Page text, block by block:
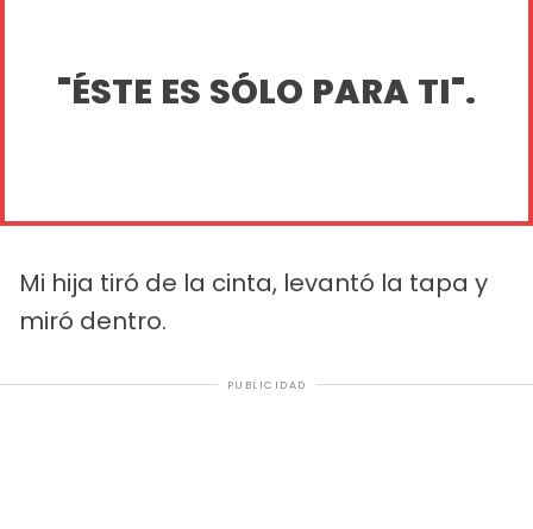
"ÉSTE ES SÓLO PARA TI".
Mi hija tiró de la cinta, levantó la tapa y
miró dentro.
PUBLICIDAD